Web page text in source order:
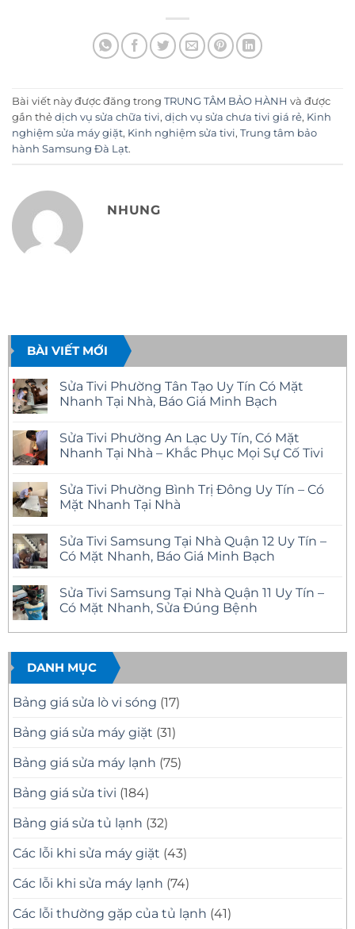
Bài viết này được đăng trong TRUNG TÂM BẢO HÀNH và được
gắn thẻ dịch vụ sửa chữa tivi, dịch vụ sửa chưa tivi giá rẻ, Kinh
nghiệm sửa máy giặt, Kinh nghiệm sửa tivi, Trung tâm bảo
hành Samsung Đà Lạt.
NHUNG
BÀI VIẾT MỚI
Sửa Tivi Phường Tân Tạo Uy Tín Có Mặt
Nhanh Tại Nhà, Báo Giá Minh Bạch
bình
luận
ở
Phường
Tân
Tạo
Có
Mặt
Nhanh
Báo
Giá
Minh
Sửa Tivi Phường An Lạc Uy Tín, Có Mặt
Nhanh Tại Nhà – Khắc Phục Mọi Sự Cố Tivi
bình
luận
ở
Phường
An
Lạc
Có
Mặt
Nhanh
Nhà
Khắc
Phục
Mọi
Sự
Cố
Tivi
Sửa Tivi Phường Bình Trị Đông Uy Tín – Có
Mặt Nhanh Tại Nhà
bình
luận
ở
Phường
Bình
Trị
Uy
–
Có
Mặt
Nhanh
Tại
Nhà
Sửa Tivi Samsung Tại Nhà Quận 12 Uy Tín –
Có Mặt Nhanh, Báo Giá Minh Bạch
bình
luận
ở
Tivi
Tại
Nhà
Quận
12
Uy
Tín
Có
Mặt
Báo
Giá
Bạch
Sửa Tivi Samsung Tại Nhà Quận 11 Uy Tín –
Có Mặt Nhanh, Sửa Đúng Bệnh
có
luận
ở
Sửa
Tivi
Samsung
Tại
Quận
11
Tín
–
Mặt
Nhanh,
Đúng
Bệnh
DANH MỤC
Bảng giá sửa lò vi sóng (17)
Bảng giá sửa máy giặt (31)
Bảng giá sửa máy lạnh (75)
Bảng giá sửa tivi (184)
Bảng giá sửa tủ lạnh (32)
Các lỗi khi sửa máy giặt (43)
Các lỗi khi sửa máy lạnh (74)
Các lỗi thường gặp của tủ lạnh (41)